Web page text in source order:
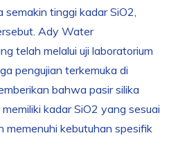
tinggi kadar SiO2,
Ady Water
telah melalui uji laboratorium
pengujian terkemuka di
bahwa pasir silika
kadar SiO2 yang sesuai
memenuhi kebutuhan spesifik